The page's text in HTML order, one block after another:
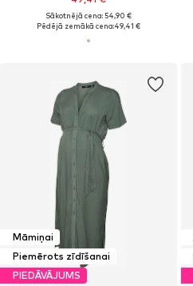
Sākotnējā cena: 54,90 €
Pēdējā zemākā cena:49,41 €
Māmiņai
Piemērots zīdīšanai
PIEDĀVĀJUMS